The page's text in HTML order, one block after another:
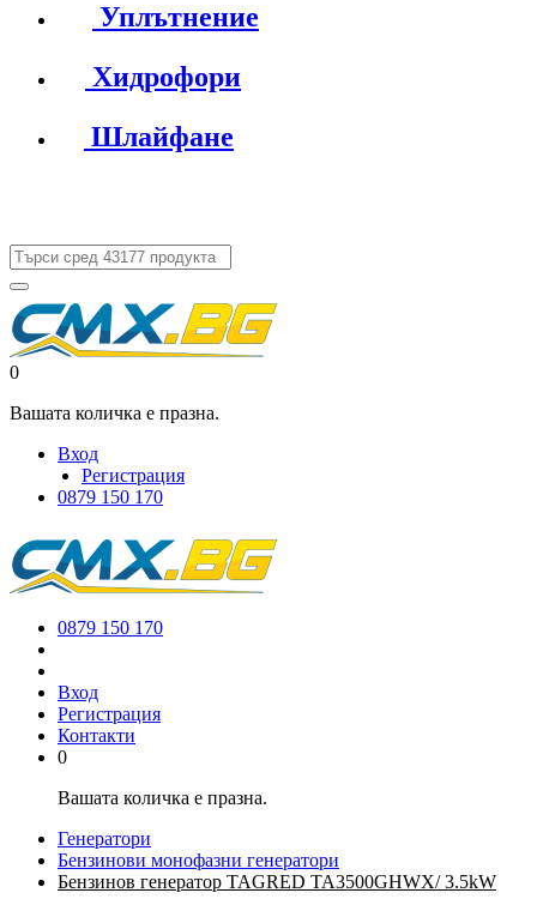
Уплътнение
Хидрофори
Шлайфане
0
Вашата количка е празна.
Вход
Регистрация
0879 150 170
0879 150 170
Вход
Регистрация
Контакти
0
Вашата количка е празна.
Генератори
Бензинови монофазни генератори
Бензинов генератор TAGRED TA3500GHWX/ 3.5kW